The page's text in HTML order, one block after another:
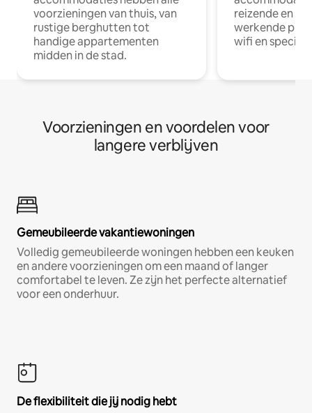
voorzieningen van thuis, van
rustige berghutten tot
handige appartementen
midden in de stad.
reizende en
werkende
wifi en
Voorzieningen en voordelen voor
langere verblijven
Gemeubileerde vakantiewoningen
Volledig gemeubileerde woningen hebben een keuken
en andere voorzieningen om een maand of langer
comfortabel te leven. Ze zijn het perfecte alternatief
voor een onderhuur.
De flexibiliteit die jij nodig hebt